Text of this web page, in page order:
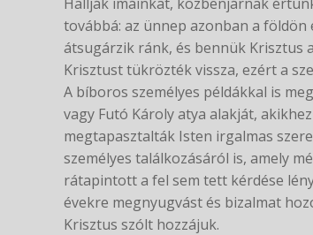
továbbá: az ünnep azonban a
átsugárzik ránk, és bennük Krisztus
Krisztust tükrözték vissza, ezért a
A bíboros személyes példákkal is
vagy Futó Károly atya alakját,
megtapasztalták Isten irgalmas
személyes találkozásáról is, amely
rátapintott a fel sem tett kérdése
évekre megnyugvást és bizalmat
Krisztus szólt hozzájuk.